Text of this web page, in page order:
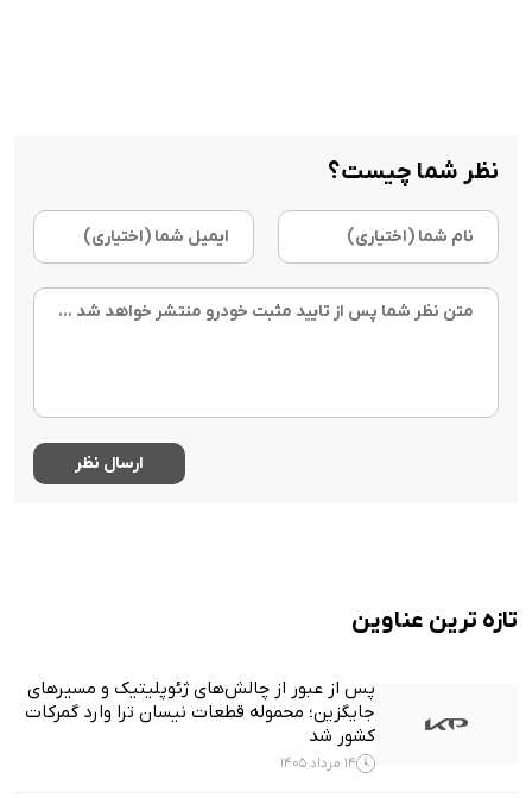
نظر شما چیست؟
تازه ترین عناوین
پس از عبور از چالش‌های ژئوپلیتیک و مسیرهای
جایگزین؛ محموله قطعات نیسان ترا وارد گمرکات
کشور شد
14 مرداد 1405